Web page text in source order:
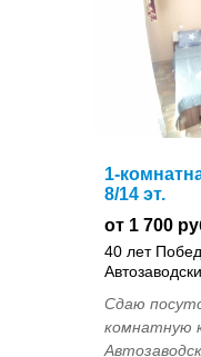
1-
8/14 эт.
от 1 700
40 лет
Сдаю
комнатную